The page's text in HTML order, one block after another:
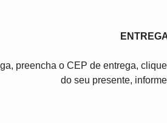
preencha o CEP de entrega,
do seu presente,